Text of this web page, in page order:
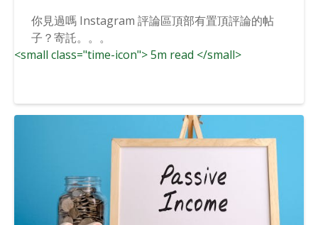
你見過嗎 Instagram 評論區頂部有置頂評論的帖
子？寄託。。。
<small class="time-icon"> 5m read </small>